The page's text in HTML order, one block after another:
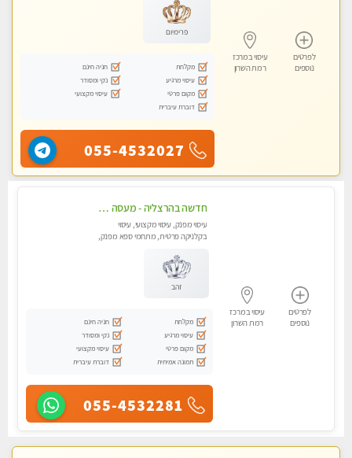
לפרטים
נוספים
עיסוי במרכז
רמת השרון
פרימיום
מקלחת
חניה חינם
עיסוי מרגיע
נקי ומסודר
מקום פרטי
עיסוי מקצועי
דוברת עיברית
055-4532027
לפרטים
נוספים
עיסוי במרכז
רמת השרון
חדשה בהרצליה - מעסה מקצועית ואיכותית פרטי!!!
עיסוי מפנק, עיסוי מקצועי, עיסוי
בקלניקה פרטית, מתחמי ספא מפנק,
זהב
מקלחת
חניה חינם
עיסוי מרגיע
נקי ומסודר
מקום פרטי
עיסוי מקצועי
תמונה אמיתית
דוברת עיברית
055-4532281